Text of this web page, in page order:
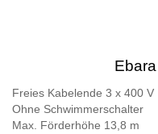
Freies Kabelende 3 x 400 V
Ohne Schwimmerschalter
Max. Förderhöhe 13,8 m